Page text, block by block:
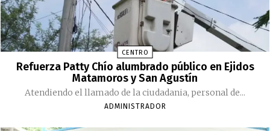
CENTRO
Refuerza Patty Chío alumbrado público en Ejidos
Matamoros y San Agustín
Atendiendo el llamado de la ciudadania, personal de...
ADMINISTRADOR